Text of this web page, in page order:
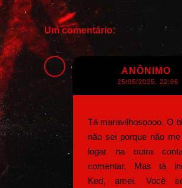
Um comentário:
ANÔNIMO
25/05/2025, 22:06
Tá maravilhosoooo. O
não sei porque não
logar na outra
comentar. Mas tá
Ked, amei. Você